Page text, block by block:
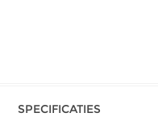
SPECIFICATIES